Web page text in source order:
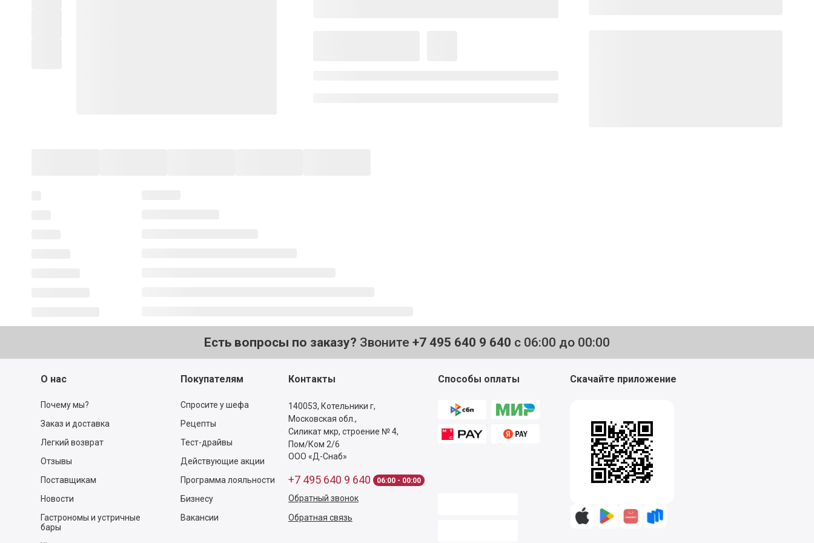
Есть вопросы по заказу? Звоните +7 495 640 9 640 с 06:00 до 00:00
О нас
Почему мы?
Заказ и доставка
Легкий возврат
Отзывы
Поставщикам
Новости
Гастрономы и устричные
бары
Покупателям
Спросите у шефа
Рецепты
Тест-драйвы
Действующие акции
Программа лояльности
Бизнесу
Вакансии
Контакты
140053, Котельники г,
Московская обл.,
Силикат мкр, строение № 4,
Пом/Ком 2/6
ООО «Д-Снаб»
+7 495 640 9 640 06:00 - 00:00
Обратный звонок
Обратная связь
Способы оплаты Скачайте приложение